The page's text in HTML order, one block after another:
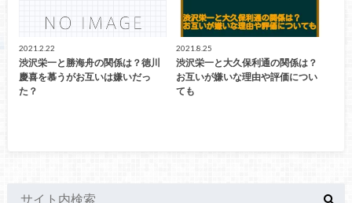
2021.2.22
渋沢栄一と勝海舟の関係は？徳川
慶喜を慕うがお互いは嫌いだっ
た？
2021.8.25
渋沢栄一と大久保利通の関係は？
お互いが嫌いな理由や評価につい
ても